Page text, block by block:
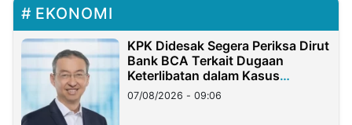
EKONOMI
KPK Didesak Segera Periksa Dirut
Bank BCA Terkait Dugaan
Keterlibatan dalam Kasus
Hilangnya Dana Nasabah Rp2,58
Miliar
07/08/2026 - 09:06